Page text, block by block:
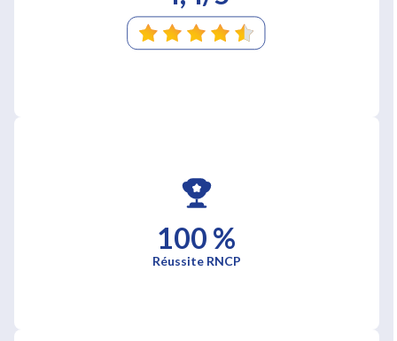
100 %
Réussite RNCP